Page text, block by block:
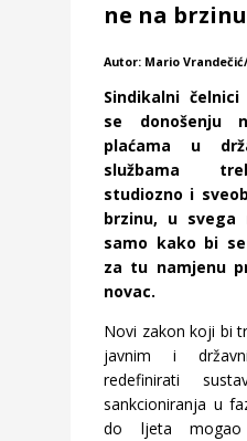
ne na
Autor: Mario
Sindikalni
se donošenju
plaćama u
službama
studiozno i
brzinu, u svega
samo kako bi
za tu namjenu
novac.
Novi zakon koji bi
javnim i
redefinirati
sankcioniranja u
do ljeta